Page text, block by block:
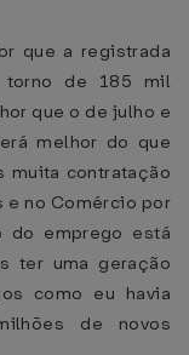
que a registrada
torno de 185 mil
que o de julho e
melhor do que
muita contratação
e no Comércio por
do emprego está
ter uma geração
como eu havia
de novos